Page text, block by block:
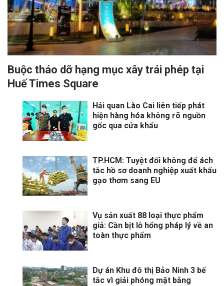
Buộc tháo dỡ hạng mục xây trái phép tại
Huế Times Square
Hải quan Lào Cai liên tiếp phát
hiện hàng hóa không rõ nguồn
gốc qua cửa khẩu
TP.HCM: Tuyệt đối không để ách
tắc hồ sơ doanh nghiệp xuất khẩu
gạo thơm sang EU
Vụ sản xuất 88 loại thực phẩm
giả: Cần bịt lỗ hổng pháp lý về an
toàn thực phẩm
Dự án Khu đô thị Bảo Ninh 3 bế
tắc vì giải phóng mặt bằng